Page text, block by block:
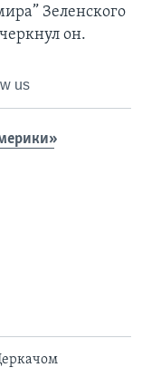
Зеленского
он.
us